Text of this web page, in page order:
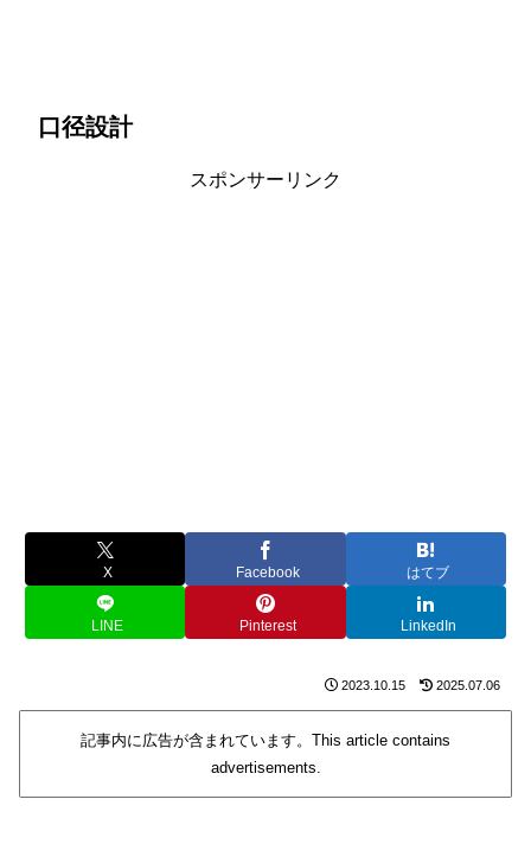
口径設計
スポンサーリンク
X Facebook はてブ
LINE Pinterest LinkedIn
2023.10.15 2025.07.06
記事内に広告が含まれています。This article contains
advertisements.